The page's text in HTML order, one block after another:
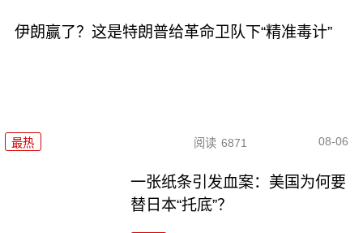
伊朗赢了？这是特朗普给革命卫队下“精准毒计”
最热 阅读 6871 08-06
一张纸条引发血案：美国为何要
替日本“托底”？